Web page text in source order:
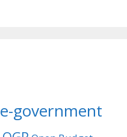
e-government